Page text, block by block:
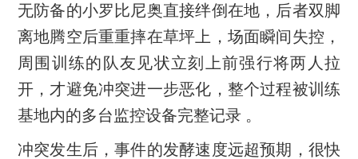
无防备的小罗比尼奥直接绊倒在地，后者双脚
离地腾空后重重摔在草坪上，场面瞬间失控，
周围训练的队友见状立刻上前强行将两人拉
开，才避免冲突进一步恶化，整个过程被训练
基地内的多台监控设备完整记录 。
冲突发生后，事件的发酵速度远超预期，很快